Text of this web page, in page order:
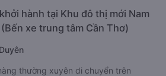
hành tại Khu đô thị mới Nam
xe trung tâm Cần Thơ)
thường xuyên di chuyển trên